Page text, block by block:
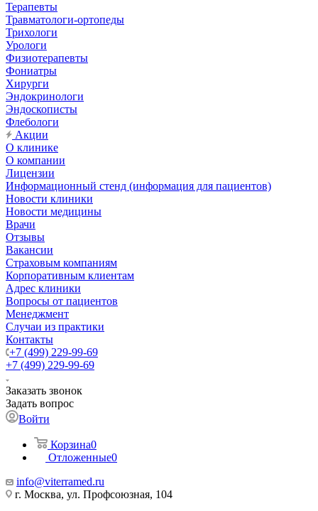
Терапевты
Травматологи-ортопеды
Трихологи
Урологи
Физиотерапевты
Фониатры
Хирурги
Эндокринологи
Эндоскописты
Флебологи
Акции
О клинике
О компании
Лицензии
Информационный стенд (информация для пациентов)
Новости клиники
Новости медицины
Врачи
Отзывы
Вакансии
Страховым компаниям
Корпоративным клиентам
Адрес клиники
Вопросы от пациентов
Менеджмент
Случаи из практики
Контакты
+7 (499) 229-99-69
+7 (499) 229-99-69
Заказать звонок
Задать вопрос
Войти
Корзина0
Отложенные0
info@viterramed.ru
г. Москва, ул. Профсоюзная, 104